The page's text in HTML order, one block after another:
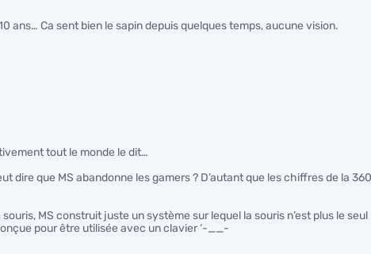
ans… Ca sent bien le sapin depuis quelques temps, aucune vision.
tout le monde le dit…
dire que MS abandonne les gamers ? D’autant que les chiffres de la 360
MS construit juste un système sur lequel la souris n’est plus le seul
pour être utilisée avec un clavier ‘-__-